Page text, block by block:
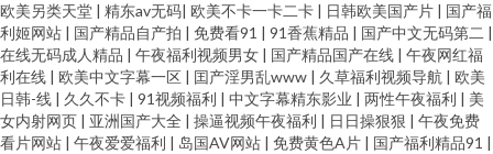
欧美另类天堂 | 精东av无码| 欧美不卡一卡二卡 | 日韩欧美国产片 | 国产福
利姬网站 | 国产精品自产拍 | 免费看91 | 91香蕉精品 | 国产中文无码第二 |
在线无码成人精品 | 午夜福利视频男女 | 国产精品国产在线 | 午夜网红福
利在线 | 欧美中文字幕一区 | 囯产淫男乱www | 久草福利视频导航 | 欧美
日韩-线 | 久久不卡 | 91视频福利 | 中文字幕精东影业 | 两性午夜福利 | 美
女内射网页 | 亚洲国产大全 | 操逼视频午夜福利 | 日日操狠狠 | 午夜免费
看片网站 | 午夜爱爱福利 | 岛国AV网站 | 免费黄色A片 | 国产福利精品91 |